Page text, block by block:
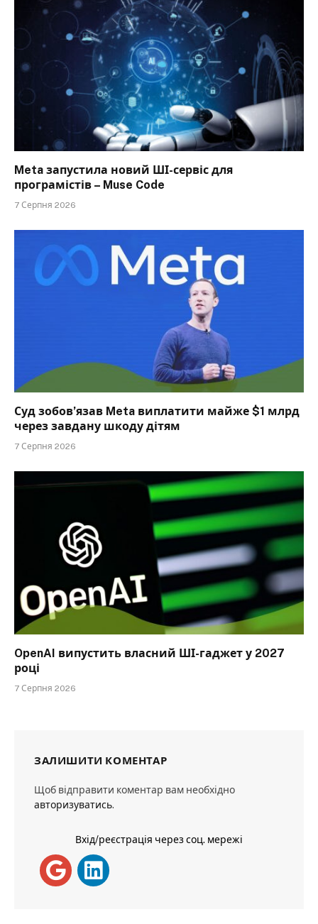
Meta запустила новий ШІ-сервіс для
програмістів – Muse Code
7 Серпня 2026
Суд зобов’язав Meta виплатити майже $1 млрд
через завдану шкоду дітям
7 Серпня 2026
OpenAI випустить власний ШІ-гаджет у 2027
році
7 Серпня 2026
ЗАЛИШИТИ КОМЕНТАР
Щоб відправити коментар вам необхідно
авторизуватись.
Вхід/реєстрація через соц. мережі